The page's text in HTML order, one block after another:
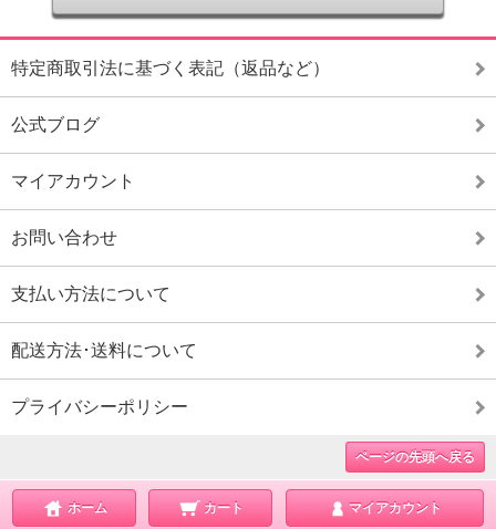
特定商取引法に基づく表記（返品など）
公式ブログ
マイアカウント
お問い合わせ
支払い方法について
配送方法･送料について
プライバシーポリシー
ページの先頭へ戻る
ホーム カート マイアカウント